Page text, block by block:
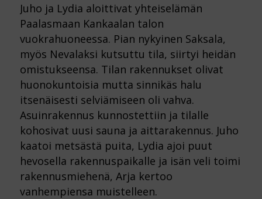
Juho ja Lydia aloittivat yhteiselämän
Paalasmaan Kankaalan talon
vuokrahuoneessa. Pian nykyinen Saksala,
myös Nevalaksi kutsuttu tila, siirtyi heidän
omistukseensa. Tilan rakennukset olivat
huonokuntoisia mutta sinnikäs halu
itsenäisesti selviämiseen oli vahva.
Asuinrakennus kunnostettiin ja tilalle
kohosivat uusi sauna ja aittarakennus. Juho
kaatoi metsästä puita, Lydia ajoi puut
hevosella rakennuspaikalle ja isän veli toimi
rakennusmiehenä, Arja kertoo
vanhempiensa muistelleen.